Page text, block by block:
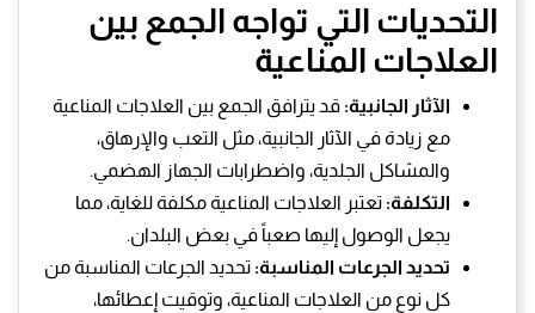
التحديات التي تواجه الجمع بين
العلاجات المناعية
الآثار الجانبية: قد يترافق الجمع بين العلاجات المناعية
مع زيادة في الآثار الجانبية، مثل التعب والإرهاق،
والمشاكل الجلدية، واضطرابات الجهاز الهضمي.
التكلفة: تعتبر العلاجات المناعية مكلفة للغاية، مما
يجعل الوصول إليها صعباً في بعض البلدان.
تحديد الجرعات المناسبة: تحديد الجرعات المناسبة من
كل نوع من العلاجات المناعية، وتوقيت إعطائها،